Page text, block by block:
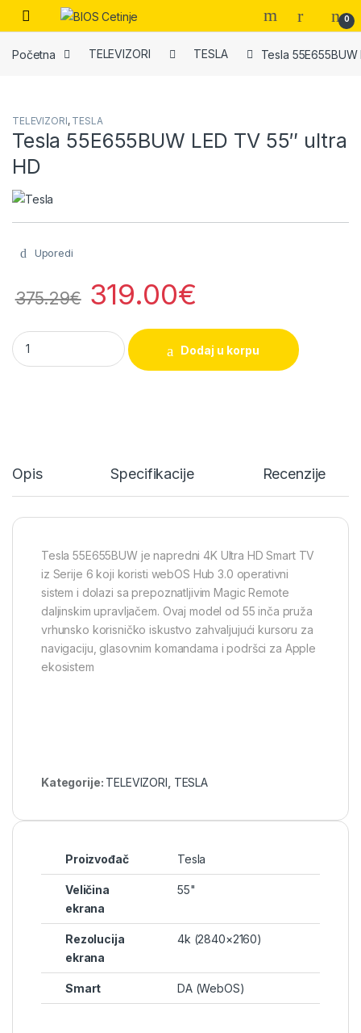
Skip to navigation
Skip to content
Open 0
Početna TELEVIZORI TESLA Tesla 55E655BUW
TELEVIZORI, TESLA
Tesla 55E655BUW LED TV 55″ ultra
HD
Uporedi
375.29€ 319.00€
Tesla 55E655BUW LED TV 55" ultra HD quantity
Dodaj u korpu
Opis Specifikacije Recenzije
Tesla 55E655BUW je napredni 4K Ultra HD Smart TV
iz Serije 6 koji koristi webOS Hub 3.0 operativni
sistem i dolazi sa prepoznatljivim Magic Remote
daljinskim upravljačem. Ovaj model od 55 inča pruža
vrhunsko korisničko iskustvo zahvaljujući kursoru za
navigaciju, glasovnim komandama i podršci za Apple
ekosistem
Kategorije: TELEVIZORI TESLA
Proizvođač Tesla
Veličina
ekrana
55"
Rezolucija
ekrana
4k (2840×2160)
Smart DA (WebOS)